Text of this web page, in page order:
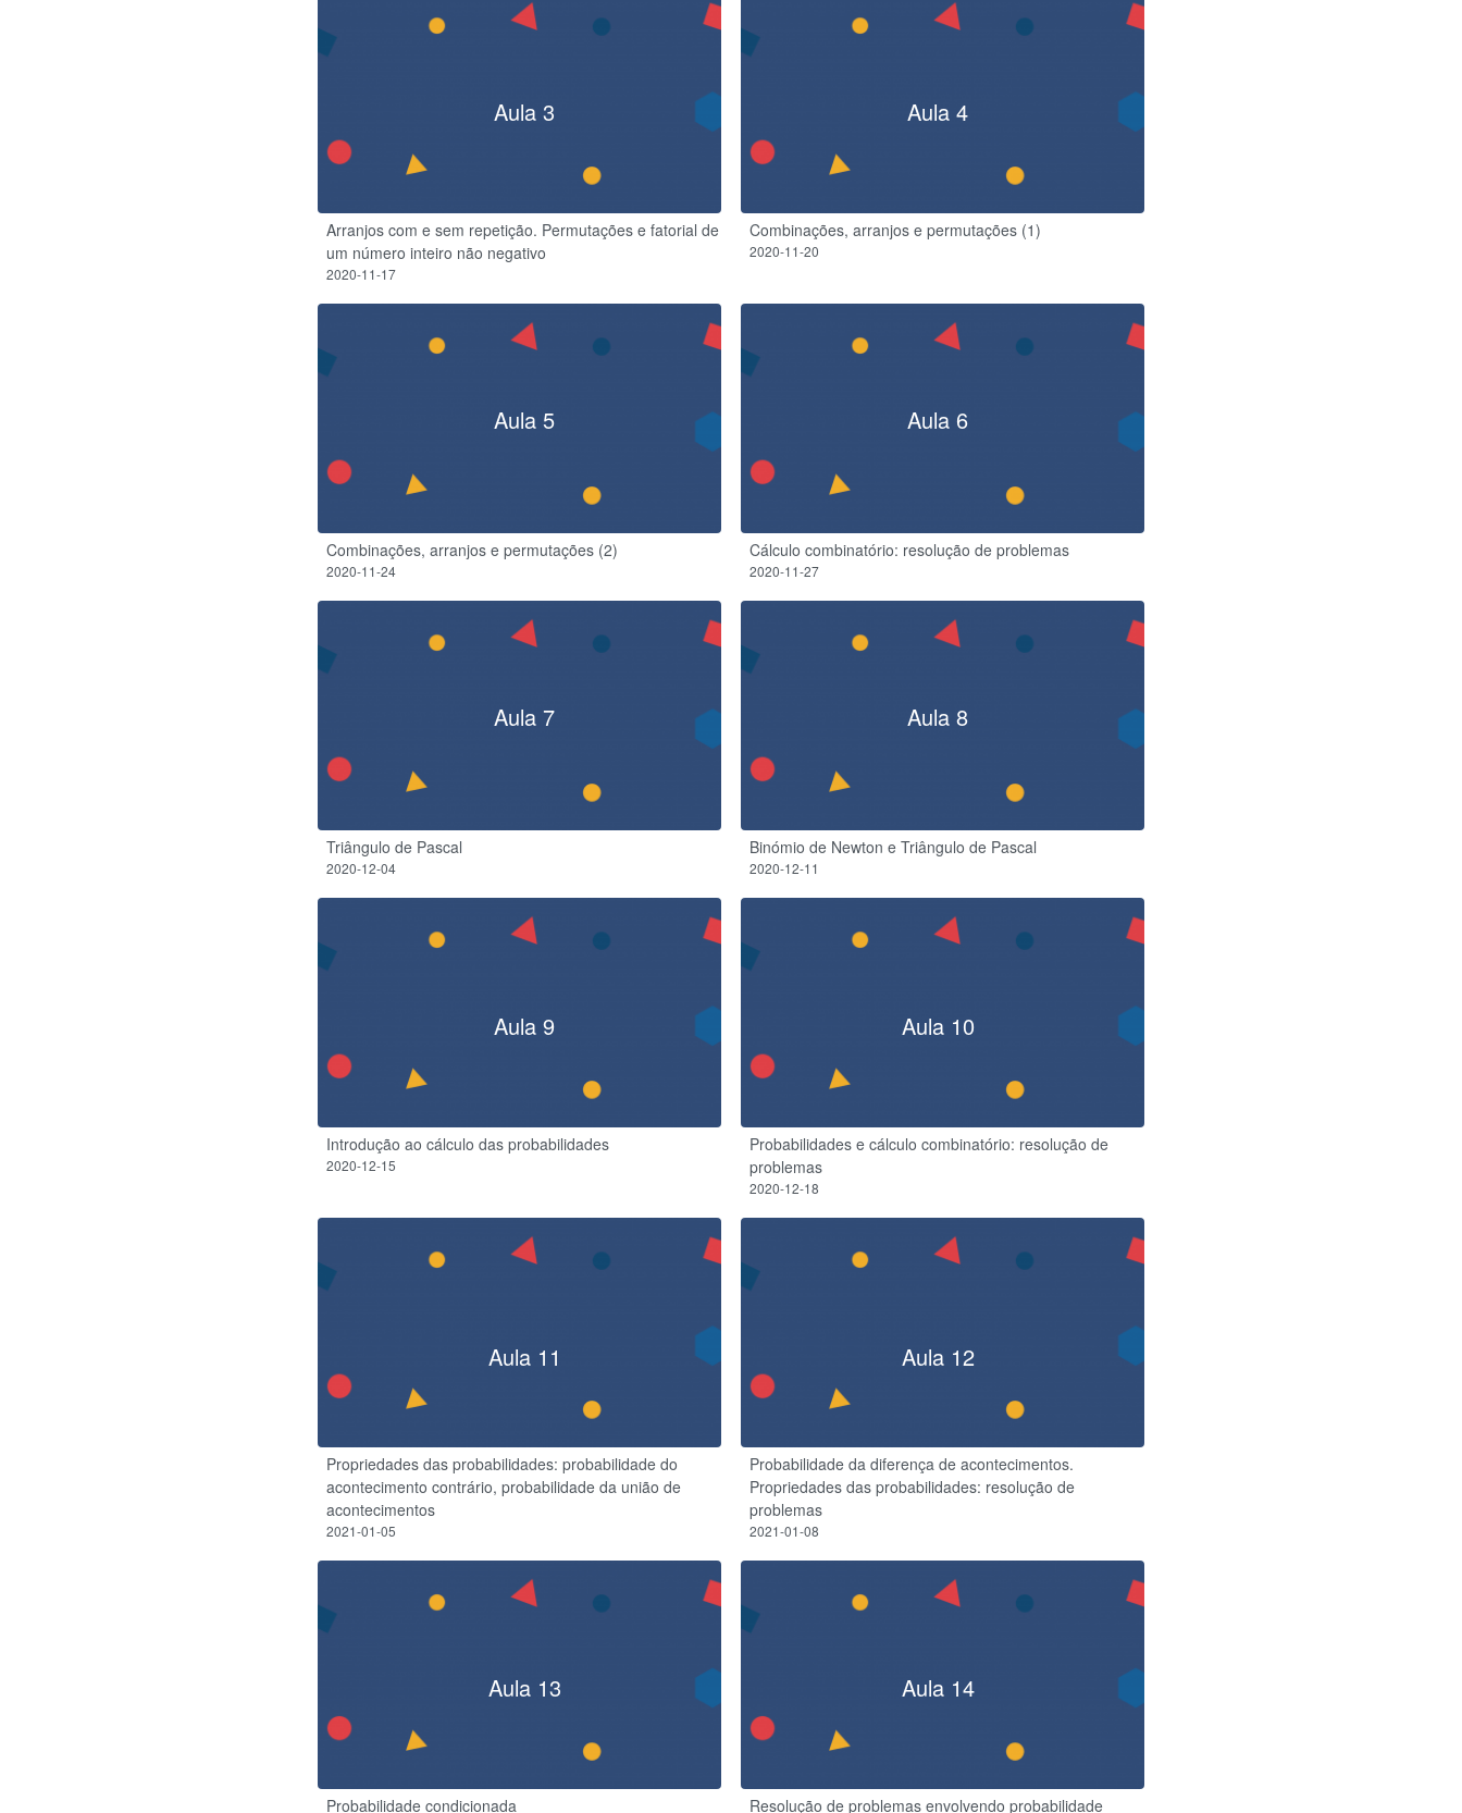
Aula 3
Arranjos com e sem repetição. Permutações e fatorial de
um número inteiro não negativo
2020-11-17
Aula 4
Combinações, arranjos e permutações (1)
2020-11-20
Aula 5
Combinações, arranjos e permutações (2)
2020-11-24
Aula 6
Cálculo combinatório: resolução de problemas
2020-11-27
Aula 7
Triângulo de Pascal
2020-12-04
Aula 8
Binómio de Newton e Triângulo de Pascal
2020-12-11
Aula 9
Introdução ao cálculo das probabilidades
2020-12-15
Aula 10
Probabilidades e cálculo combinatório: resolução de
problemas
2020-12-18
Aula 11
Propriedades das probabilidades: probabilidade do
acontecimento contrário, probabilidade da união de
acontecimentos
2021-01-05
Aula 12
Probabilidade da diferença de acontecimentos.
Propriedades das probabilidades: resolução de
problemas
2021-01-08
Aula 13
Probabilidade condicionada
Aula 14
Resolução de problemas envolvendo probabilidade